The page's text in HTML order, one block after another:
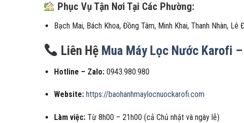
Phục Vụ Tận Nơi Tại Các Phường:
Bạch Mai, Bách Khoa, Đồng Tâm, Minh Khai, Thanh Nhàn,
Liên Hệ Mua Máy Lọc Nước Karofi
Hotline – Zalo:0943.980.980
Website: https://baohanhmaylocnuockarofi.com
Làm việc:Từ 8h00 – 21h00 (cả Chủ nhật và ngày lễ)